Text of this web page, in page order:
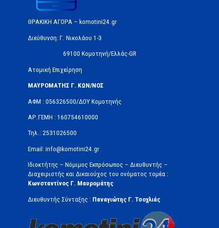
ΘΡΑΚΙΚΗ ΑΓΟΡΑ – komotini24.gr
Διεύθυνση: Γ. Νικολάου 1-3
69100 Κομοτηνή/Ελλάς-GR
Ατομική Επιχείρηση
ΜΑΥΡΟΜΑΤΗΣ Γ. ΚΩΝ/ΝΟΣ
ΑΦΜ : 056326500/ΔOΥ Κομοτηνής
ΑΡ.ΓΕΜΗ : 160754610000
Τηλ.: 2531026500
Email: info@komotini24.gr
Ιδιοκτήτης – Νόμιμος Εκπρόσωπος – Διευθυντής –
Διαχειριστής και Δικαιούχος του ονόματος τομέα :
Κωνσταντίνος Γ. Μαυρομάτης
Διευθυντής Σύνταξης : Παναγιώτης Γ. Τσοχλιάς